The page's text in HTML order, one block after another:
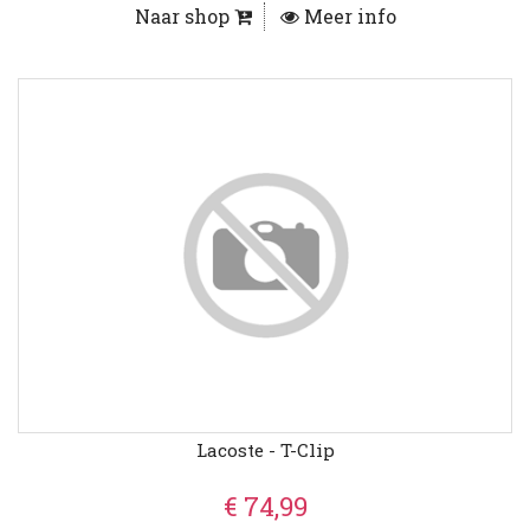
Naar shop Meer info
Lacoste - T-Clip
€ 74,99